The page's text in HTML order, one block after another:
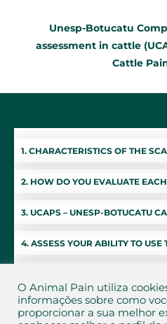
Unesp-Botucatu
assessment in cattle
Cattle
1. CHARACTERISTICS OF THE
2. HOW DO YOU EVALUATE
3. UCAPS – UNESP-BOTUCATU
4. ASSESS YOUR ABILITY TO USE
6. ASSESS PAIN IN YOUR ANIMAL
O Animal Pain utiliza
informações sobre como
proporcionar a sua melhor